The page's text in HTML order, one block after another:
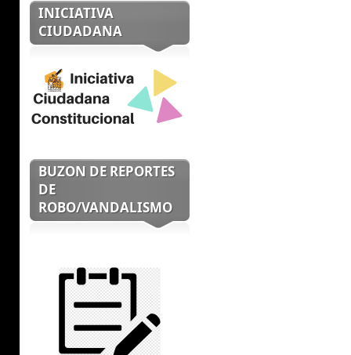
INICIATIVA
CIUDADANA
BUZON DE REPORTES
DE
ROBO/VANDALISMO